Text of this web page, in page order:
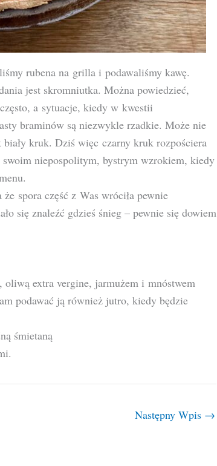
rubena na grilla i podawaliśmy kawę.
jest skromniutka. Można powiedzieć,
a sytuacje, kiedy w kwestii
braminów są niezwykle rzadkie. Może nie
kruk. Dziś więc czarny kruk rozpościera
niepospolitym, bystrym wzrokiem, kiedy
spora część z Was wróciła pewnie
się znaleźć gdzieś śnieg – pewnie się dowiem
extra vergine, jarmużem i mnóstwem
podawać ją również jutro, kiedy będzie
śmietaną
Następny Wpis →